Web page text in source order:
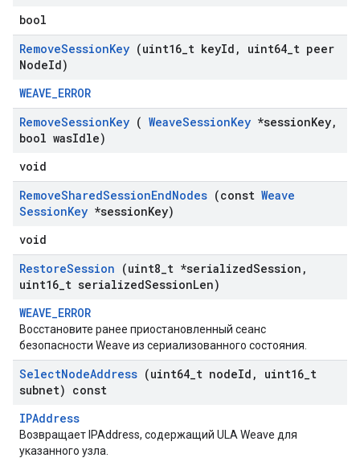
bool
RemoveSessionKey (uint16 t keyId , uint64 t peer
NodeId)
WEAVE_ERROR
RemoveSessionKey ( WeaveSessionKey *sessionKey,
bool wasIdle)
void
RemoveSharedSessionEndNodes (const Weave
SessionKey *sessionKey)
void
RestoreSession (uint8 t *serializedSession ,
uint16 t serializedSessionLen)
WEAVE_ERROR
Восстановите ранее приостановленный сеанс
безопасности Weave из сериализованного состояния.
SelectNodeAddress (uint64 t nodeId , uint16 t
subnet) const
IPAddress
Возвращает IPAddress, содержащий ULA Weave для
указанного узла.